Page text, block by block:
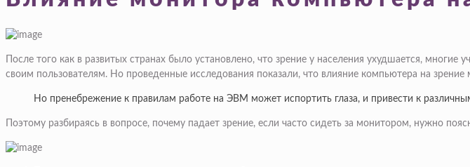
После того как в развитых странах было установлено, что зрение у населения ухудшается,
своим пользователям. Но проведенные исследования показали, что влияние компьютера на
Но пренебрежение к правилам работе на ЭВМ может испортить глаза, и привести к
Поэтому разбираясь в вопросе, почему падает зрение, если часто сидеть за монитором, нужно